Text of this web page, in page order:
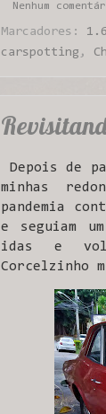
Nenhum
Marcadores: 1.6
carspotting ,
Depois de
minhas
pandemia
e seguiam
idas e
Corcelzinho